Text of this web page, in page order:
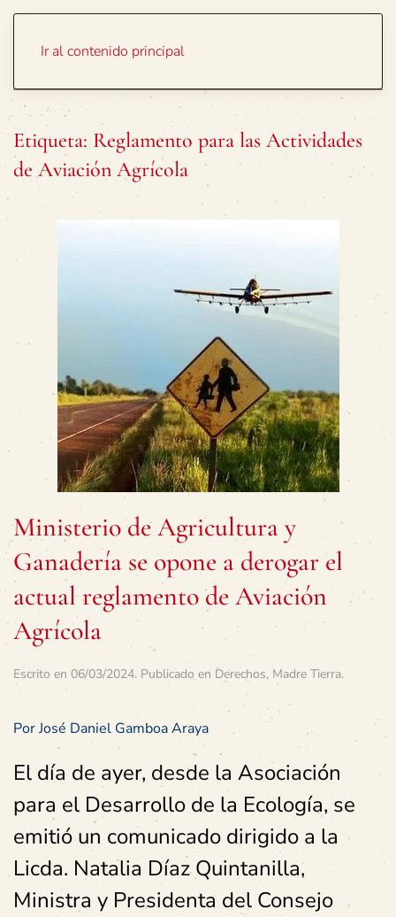
Ir al contenido principal
Etiqueta: Reglamento para las Actividades
de Aviación Agrícola
Ministerio de Agricultura y
Ganadería se opone a derogar el
actual reglamento de Aviación
Agrícola
Escrito en 06/03/2024. Publicado en Derechos, Madre Tierra.
Por José Daniel Gamboa Araya
El día de ayer, desde la Asociación
para el Desarrollo de la Ecología, se
emitió un comunicado dirigido a la
Licda. Natalia Díaz Quintanilla,
Ministra y Presidenta del Consejo